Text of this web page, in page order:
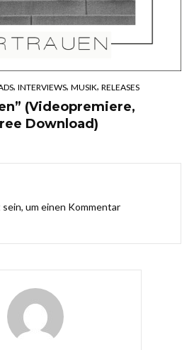
, INTERVIEWS, MUSIK, RELEASES
(Videopremiere,
Download)
sein, um einen Kommentar